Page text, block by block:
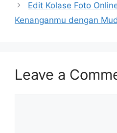
Edit Kolase Foto
Kenanganmu dengan
Leave a